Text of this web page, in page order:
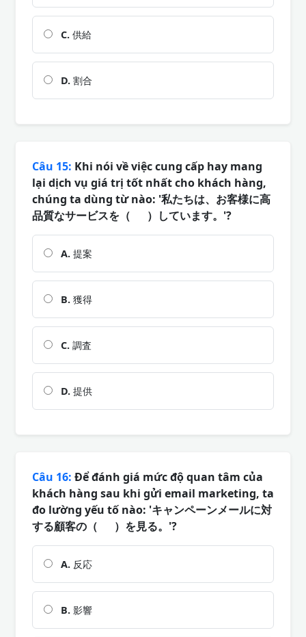
C. 供給
D. 割合
Câu 15: Khi nói về việc cung cấp hay mang
lại dịch vụ giá trị tốt nhất cho khách hàng,
chúng ta dùng từ nào: '私たちは、お客様に高
品質なサービスを（ ）しています。'?
A. 提案
B. 獲得
C. 調査
D. 提供
Câu 16: Để đánh giá mức độ quan tâm của
khách hàng sau khi gửi email marketing, ta
đo lường yếu tố nào: 'キャンペーンメールに対
する顧客の（ ）を見る。'?
A. 反応
B. 影響